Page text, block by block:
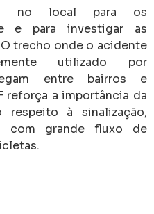
no local para os
e para investigar as
trecho onde o acidente
utilizado por
entre bairros e
reforça a importância da
respeito à sinalização,
com grande fluxo de